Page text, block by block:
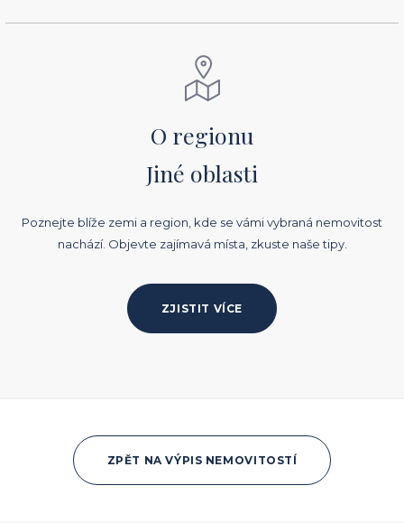
O regionu
Jiné oblasti
Poznejte blíže zemi a region, kde se vámi vybraná nemovitost
nachází. Objevte zajímavá místa, zkuste naše tipy.
ZJISTIT VÍCE
ZPĚT NA VÝPIS NEMOVITOSTÍ